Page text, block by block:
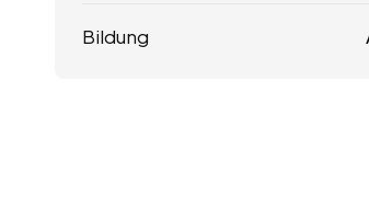
Bildung